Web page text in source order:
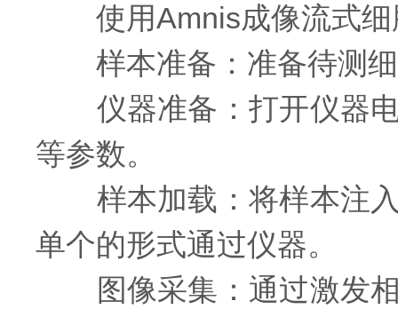
使用Amnis成像流式细
样本准备：准备待测细
仪器准备：打开仪器电
等参数。
样本加载：将样本注入
单个的形式通过仪器。
图像采集：通过激发相